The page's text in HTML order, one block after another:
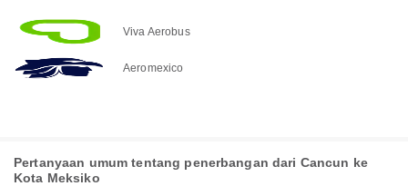
Viva Aerobus
Aeromexico
Pertanyaan umum tentang penerbangan dari Cancun ke
Kota Meksiko